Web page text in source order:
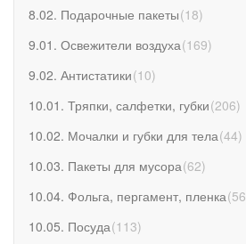
8.02. Подарочные пакеты(18)
9.01. Освежители воздуха(169)
9.02. Антистатики(10)
10.01. Тряпки, салфетки, губки(206)
10.02. Мочалки и губки для тела(44)
10.03. Пакеты для мусора(62)
10.04. Фольга, пергамент, пленка(56
10.05. Посуда(113)